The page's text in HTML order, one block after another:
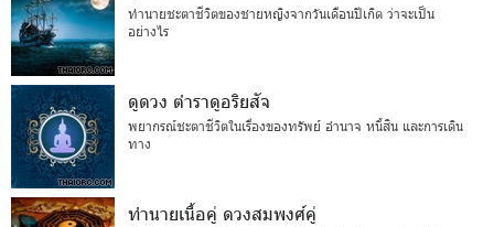
ทำนายชะตาชีวิตของชายหญิงจากวันเดือนปีเกิด ว่าจะเป็น
อย่างไร
ดูดวง ตำราดูอริยสัจ
พยากรณ์ชะตาชีวิตในเรื่องของทรัพย์ อำนาจ หนี้สิน และการเดิน
ทาง
ทำนายเนื้อคู่ ดวงสมพงศ์คู่